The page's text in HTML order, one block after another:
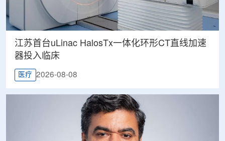
江苏首台uLinac HalosTx一体化环形CT直线加速
器投入临床
医疗 2026-08-08